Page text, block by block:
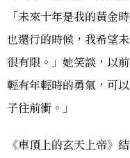
「未來十年是我的黃金
也還行的時候，我希望
很有限。」她笑談，以
輕有年輕時的勇氣，可
子往前衝。」
《車頂上的玄天上帝》